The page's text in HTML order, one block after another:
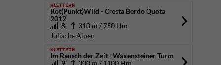
KLETTERN
Rot(Punkt)Wild - Cresta Berdo Quota
2012
8
310 m / 750 Hm
Julische Alpen
KLETTERN
Im Rausch der Zeit - Waxensteiner Turm
9
300 m / 1100 Hm